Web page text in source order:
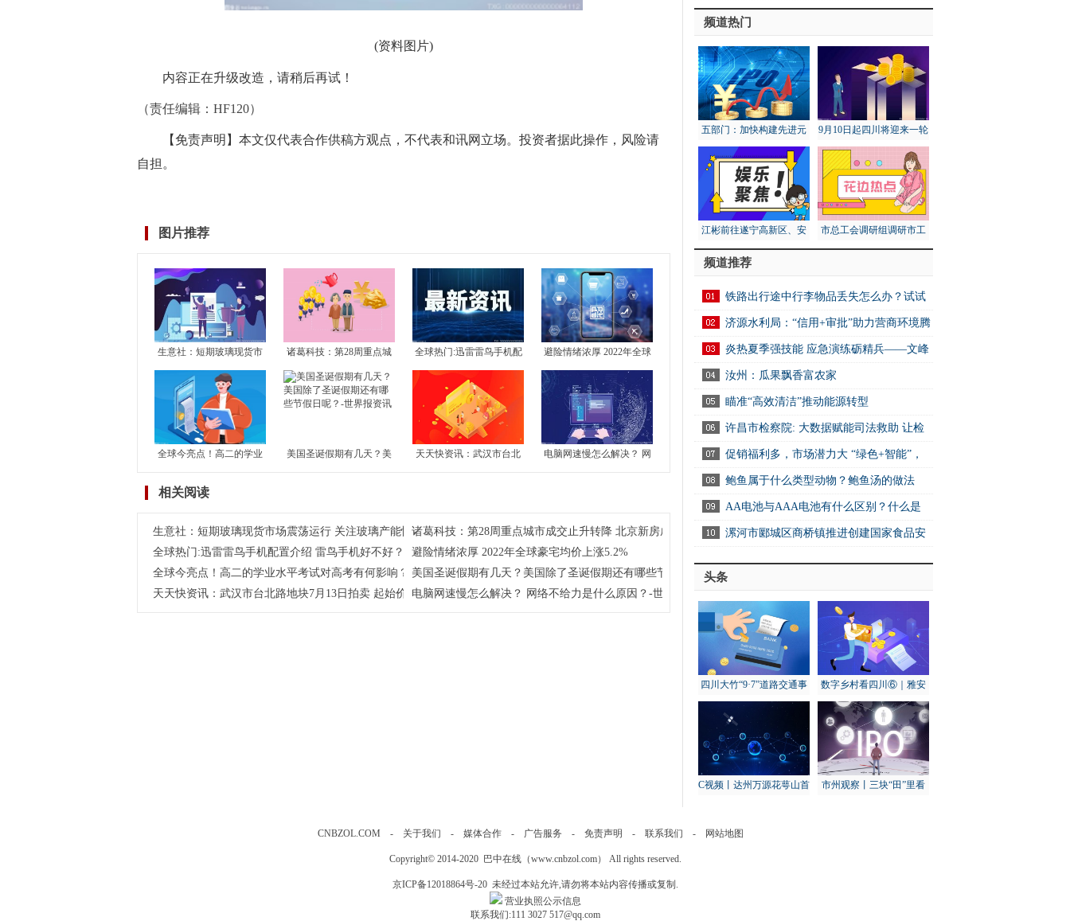
(资料图片)
内容正在升级改造，请稍后再试！
（责任编辑：HF120）
【免责声明】本文仅代表合作供稿方观点，不代表和讯网立场。投资者据此操作，风险请
自担。
图片推荐
生意社：短期玻璃现货市
场震荡运行 关注玻璃产能
恢复及房地产竣工情况
诸葛科技：第28周重点城
市成交止升转降 北京新房
成交独升 其余14城全部下
全球热门:迅雷雷鸟手机配
置介绍 雷鸟手机好不好？
避险情绪浓厚 2022年全球
豪宅均价上涨5.2%
全球今亮点！高二的学业
响？学考对高考到底有没
美国圣诞假期有几天？美
天天快资讯：武汉市台北
电脑网速慢怎么解决？ 网
相关阅读
生意社：短期玻璃现货市场震荡运行 关注玻璃产能恢复及房地产竣工情况诸葛科技：第28周重点城市成交止升转降 北京新房成交独升 其余14城全部下滑
全球热门:迅雷雷鸟手机配置介绍 雷鸟手机好不好？
避险情绪浓厚 2022年全球豪宅均价上涨5.2%
全球今亮点！高二的学业水平考试对高考有何影响？学考对高考到底有没有影响？美国圣诞假期有几天？美国除了圣诞假期还有哪些节假日呢？-世界报资讯
天天快资讯：武汉市台北路地块7月13日拍卖 起始价约51亿元电脑网速慢怎么解决？ 网络不给力是什么原因？-世界今日报
赋能快运物流
频道热门
五部门：加快构建先进元
宇宙技术和产业体系
9月10日起四川将迎来一轮
降雨
江彬前往遂宁高新区、安
居区调研第五次全国经济
普查工作
市总工会调研组调研市工
人文化宫项目建设安全工
频道推荐
铁路出行途中行李物品丢失怎么办？试试
用12306App找回
济源水利局：“信用+审批”助力营商环境腾
炎热夏季强技能 应急演练砺精兵——文峰
区万达商业服务中心开展消防应急演练活动
汝州：瓜果飘香富农家
瞄准“高效清洁”推动能源转型
许昌市检察院: 大数据赋能司法救助 让检
察关爱可感可触可及
促销福利多，市场潜力大 “绿色+智能”，
家电消费新选择
鲍鱼属于什么类型动物？鲍鱼汤的做法
AA电池与AAA电池有什么区别？什么是
AA电池？ 快资讯
漯河市郾城区商桥镇推进创建国家食品安
头条
四川大竹“9·7”道路交通事
故：初步调查为货车下坡
转弯失控发生侧翻导致
数字乡村看四川⑥｜雅安
天全：打造“智慧渔场” 建
设数字渔业基地
C视频丨达州万源花萼山首
市州观察丨三块“田”里看
CNBZOL.COM - 关于我们 - 媒体合作- 广告服务 - 免责声明 - 联系我们 - 网站地图
Copyright© 2014-2020 巴中在线（www.cnbzol.com） All rights reserved.
京ICP备12018864号-20未经过本站允许,请勿将本站内容传播或复制.
营业执照公示信息
联系我们:111 3027 517@qq.com